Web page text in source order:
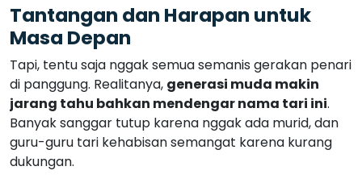
Tantangan dan Harapan untuk
Masa Depan
Tapi, tentu saja nggak semua semanis gerakan penari
di panggung. Realitanya, generasi muda makin
jarang tahu bahkan mendengar nama tari ini.
Banyak sanggar tutup karena nggak ada murid, dan
guru-guru tari kehabisan semangat karena kurang
dukungan.